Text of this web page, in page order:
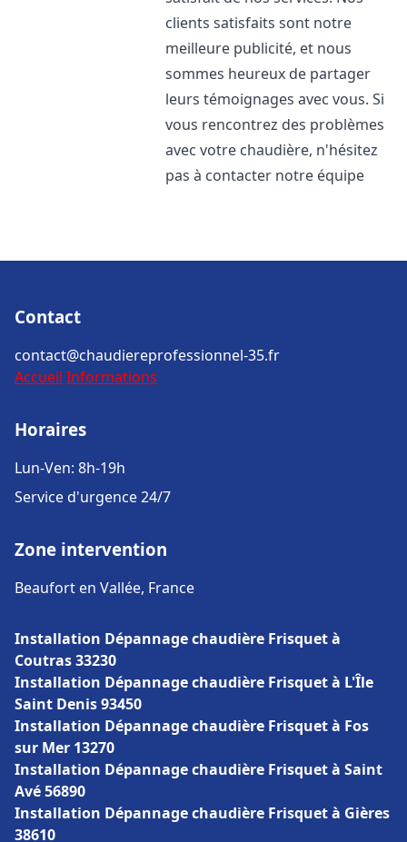
clients satisfaits sont notre
meilleure publicité, et nous
sommes heureux de partager
leurs témoignages avec vous. Si
vous rencontrez des problèmes
avec votre chaudière, n'hésitez
pas à contacter notre équipe
Contact
contact@chaudiereprofessionnel-35.fr
Accueil Informations
Horaires
Lun-Ven: 8h-19h
Service d'urgence 24/7
Zone intervention
Beaufort en Vallée, France
Installation Dépannage chaudière Frisquet à
Coutras 33230
Installation Dépannage chaudière Frisquet à L'Île
Saint Denis 93450
Installation Dépannage chaudière Frisquet à Fos
sur Mer 13270
Installation Dépannage chaudière Frisquet à Saint
Avé 56890
Installation Dépannage chaudière Frisquet à Gières
38610